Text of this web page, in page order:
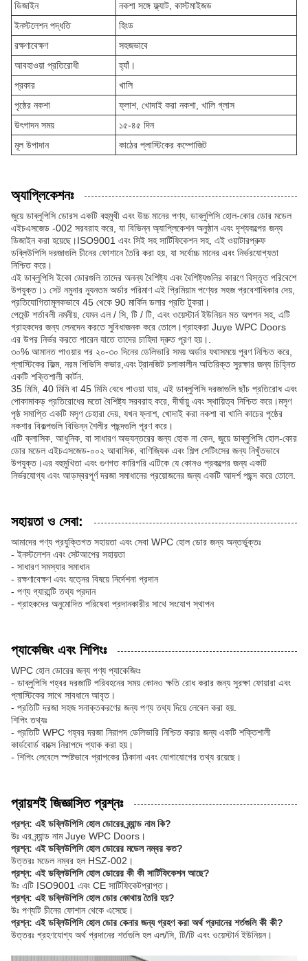
ডিজাইন
নকশা সঙ্গে ফ্ল্যাট, কাস্টমাইজড
ইনস্টলেশন পদ্ধতি
হিংড
রক্ষণাবেক্ষণ
সহজভাবে
আবহাওয়া প্রতিরোধী
হ্যাঁ।
প্রকার
খালি
পৃষ্ঠের নকশা
ফ্লাশ, খোদাই করা নকশা, খালি গ্লাস
উৎপাদন সময়
১৫-৪৫ দিন
মূল উপাদান
কাঠের প্লাস্টিকের কম্পোজিট
অ্যাপ্লিকেশনঃ
জুয়ে ডাব্লুপিসি ডোরস একটি বহুমুখী এবং উচ্চ মানের পণ্য, ডাব্লুপিসি হোল-কোর ডোর মডেল
এইচএসজেড -002 সরবরাহ করে, যা বিভিন্ন অ্যাপ্লিকেশন অনুষ্ঠান এবং দৃশ্যকল্পের জন্য
ডিজাইন করা হয়েছে।ISO9001 এবং সিই সহ সার্টিফিকেশন সহ, এই ওয়াটারপ্রুফ
ডব্লিউপিসি দরজাগুলি চীনের ফোশানে তৈরি করা হয়, যা সর্বোচ্চ মানের এবং নির্ভরযোগ্যতা
নিশ্চিত করে।
এই ডাব্লুপিসি ইকো ডোরগুলি তাদের অনন্য বৈশিষ্ট্য এবং বৈশিষ্ট্যগুলির কারণে বিস্তৃত পরিবেশে
উপযুক্ত।১ সেট নমুনার ন্যূনতম অর্ডার পরিমাণ এই প্রিমিয়াম পণ্যের সহজ প্রবেশাধিকার দেয়,
প্রতিযোগিতামূলকভাবে 45 থেকে 90 মার্কিন ডলার প্রতি টুকরা।
পেমেন্ট শর্তাবলী নমনীয়, যেমন এল / সি, টি / টি, এবং ওয়েস্টার্ন ইউনিয়ন মত অপশন সহ, এটি
গ্রাহকদের জন্য লেনদেন করতে সুবিধাজনক করে তোলে।গ্রাহকরা Juye WPC Doors
এর উপর নির্ভর করতে পারেন যাতে তাদের চাহিদা দ্রুত পূরণ হয়।.
৩০% আমানত পাওয়ার পর ২০-৩০ দিনের ডেলিভারি সময় অর্ডার যথাসময়ে পূরণ নিশ্চিত করে,
প্লাস্টিকের ফিল্ম, নরম পিভিসি কভার,এবং ট্রানজিট চলাকালীন অতিরিক্ত সুরক্ষার জন্য চিহ্নিত
একটি শক্তিশালী কার্টন.
35 মিমি, 40 মিমি বা 45 মিমি বেধে পাওয়া যায়, এই ডাব্লুপিসি দরজাগুলি ছাঁচ প্রতিরোধ এবং
পোকামাকড় প্রতিরোধের মতো বৈশিষ্ট্য সরবরাহ করে, দীর্ঘায়ু এবং স্থায়িত্ব নিশ্চিত করে।মসৃণ
পৃষ্ঠ সমাপ্তি একটি মসৃণ চেহারা দেয়, যখন ফ্লাশ, খোদাই করা নকশা বা খালি কাচের পৃষ্ঠের
নকশার বিকল্পগুলি বিভিন্ন শৈলীর পছন্দগুলি পূরণ করে।
এটি ক্লাসিক, আধুনিক, বা সাধারণ অভ্যন্তরের জন্য হোক না কেন, জুয়ে ডাব্লুপিসি হোল-কোর
ডোর মডেল এইচএসজেড-০০২ আবাসিক, বাণিজ্যিক এবং শিল্প সেটিংসের জন্য নিখুঁতভাবে
উপযুক্ত।এর বহুমুখিতা এবং গুণগত কারিগরি এটিকে যে কোনও প্রকল্পের জন্য একটি
নির্ভরযোগ্য এবং আড়ম্বরপূর্ণ দরজা সমাধানের প্রয়োজনের জন্য একটি আদর্শ পছন্দ করে তোলে.
সহায়তা ও সেবা:
আমাদের পণ্য প্রযুক্তিগত সহায়তা এবং সেবা WPC হোল ডোর জন্য অন্তর্ভুক্তঃ
- ইনস্টলেশন এবং সেটআপের সহায়তা
- সাধারণ সমস্যার সমাধান
- রক্ষণাবেক্ষণ এবং যত্নের বিষয়ে নির্দেশনা প্রদান
- পণ্য গ্যারান্টি তথ্য প্রদান
- গ্রাহকদের অনুমোদিত পরিষেবা প্রদানকারীর সাথে সংযোগ স্থাপন
প্যাকেজিং এবং শিপিংঃ
WPC হোল ডোরের জন্য পণ্য প্যাকেজিংঃ
- ডাব্লুপিসি গহ্বর দরজাটি পরিবহনের সময় কোনও ক্ষতি রোধ করার জন্য সুরক্ষা ফোয়ারা এবং
প্লাস্টিকের সাথে সাবধানে আবৃত।
- প্রতিটি দরজা সহজ সনাক্তকরণের জন্য পণ্য তথ্য দিয়ে লেবেল করা হয়.
শিপিং তথ্যঃ
- প্রতিটি WPC গহ্বর দরজা নিরাপদ ডেলিভারি নিশ্চিত করার জন্য একটি শক্তিশালী
কার্ডবোর্ড বাক্সে নিরাপদে প্যাক করা হয়।
- শিপিং লেবেলে স্পষ্টভাবে প্রাপকের ঠিকানা এবং যোগাযোগের তথ্য রয়েছে।
প্রায়শই জিজ্ঞাসিত প্রশ্নঃ
প্রশ্ন: এই ডব্লিউপিসি হোল ডোরের ব্র্যান্ড নাম কি?
উঃ এর ব্র্যান্ড নাম Juye WPC Doors।
প্রশ্ন: এই ডব্লিউপিসি হোল ডোরের মডেল নম্বর কত?
উত্তরঃ মডেল নম্বর হল HSZ-002।
প্রশ্ন: এই ডব্লিউপিসি হোল ডোরের কী কী সার্টিফিকেশন আছে?
উঃ এটি ISO9001 এবং CE সার্টিফিকেটপ্রাপ্ত।
প্রশ্ন: এই ডব্লিউপিসি হোল ডোর কোথায় তৈরি হয়?
উঃ পণ্যটি চীনের ফোশান থেকে এসেছে।
প্রশ্ন: এই ডব্লিউপিসি হোল ডোর কেনার জন্য গ্রহণ করা অর্থ প্রদানের শর্তগুলি কী কী?
উত্তরঃ গ্রহণযোগ্য অর্থ প্রদানের শর্তগুলি হল এল/সি, টি/টি এবং ওয়েস্টার্ন ইউনিয়ন।